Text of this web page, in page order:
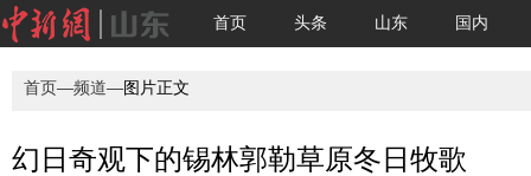
首页 头条 山东 国内
首页—频道—图片正文
幻日奇观下的锡林郭勒草原冬日牧歌